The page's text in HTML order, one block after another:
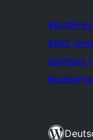
Matt
bbPress